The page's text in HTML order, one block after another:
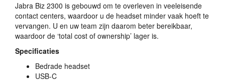
Jabra Biz 2300 is gebouwd om te overleven in veeleisende
contact centers, waardoor u de headset minder vaak hoeft te
vervangen. U en uw team zijn daarom beter bereikbaar,
waardoor de ‘total cost of ownership’ lager is.
Specificaties
Bedrade headset
USB-C